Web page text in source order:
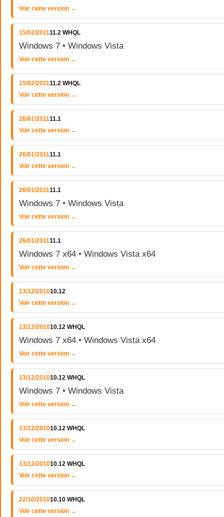
Voir cette version →
15/02/201111.2 WHQL
Windows 7 • Windows Vista
Voir cette version →
15/02/201111.2 WHQL
Voir cette version →
26/01/201111.1
Voir cette version →
26/01/201111.1
Voir cette version →
26/01/201111.1
Windows 7 • Windows Vista
Voir cette version →
26/01/201111.1
Windows 7 x64 • Windows Vista x64
Voir cette version →
13/12/201010.12
Voir cette version →
13/12/201010.12 WHQL
Windows 7 x64 • Windows Vista x64
Voir cette version →
13/12/201010.12 WHQL
Windows 7 • Windows Vista
Voir cette version →
13/12/201010.12 WHQL
Voir cette version →
13/12/201010.12 WHQL
Voir cette version →
22/10/201010.10 WHQL
Voir cette version →